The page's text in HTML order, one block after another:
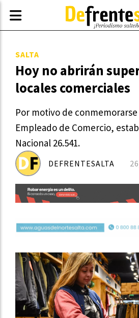
Hoy no abrirán
locales comerciales
Por motivo de
Empleado de Comercio,
Nacional 26.541.
SALTA
DEFRENTESALTA